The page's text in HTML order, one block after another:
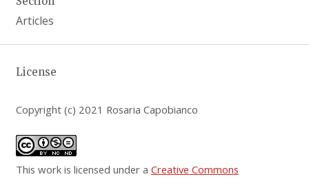
Articles
License
Copyright (c) 2021 Rosaria Capobianco
This work is licensed under a Creative Commons